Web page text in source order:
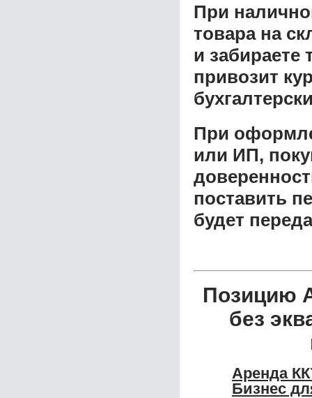
При
товара на
и забираете
привозит
При
или ИП,
поставить
будет
Позицию
без
Аренда
Бизнес